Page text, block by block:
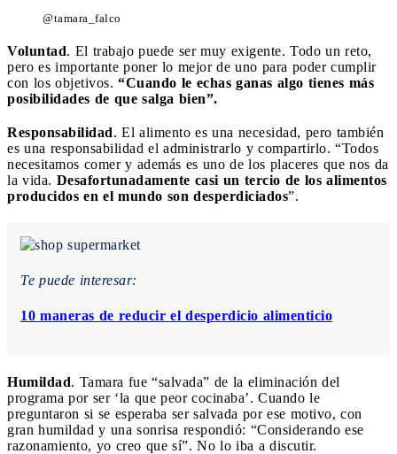
@tamara_falco
Voluntad. El trabajo puede ser muy exigente. Todo un reto,
pero es importante poner lo mejor de uno para poder cumplir
con los objetivos. “Cuando le echas ganas algo tienes más
posibilidades de que salga bien”.
Responsabilidad. El alimento es una necesidad, pero también
es una responsabilidad el administrarlo y compartirlo. “Todos
necesitamos comer y además es uno de los placeres que nos da
la vida. Desafortunadamente casi un tercio de los alimentos
producidos en el mundo son desperdiciados”.
Te puede interesar:
10 maneras de reducir el desperdicio alimenticio
Humildad. Tamara fue “salvada” de la eliminación del
programa por ser ‘la que peor cocinaba’. Cuando le
preguntaron si se esperaba ser salvada por ese motivo, con
gran humildad y una sonrisa respondió: “Considerando ese
razonamiento, yo creo que sí”. No lo iba a discutir.